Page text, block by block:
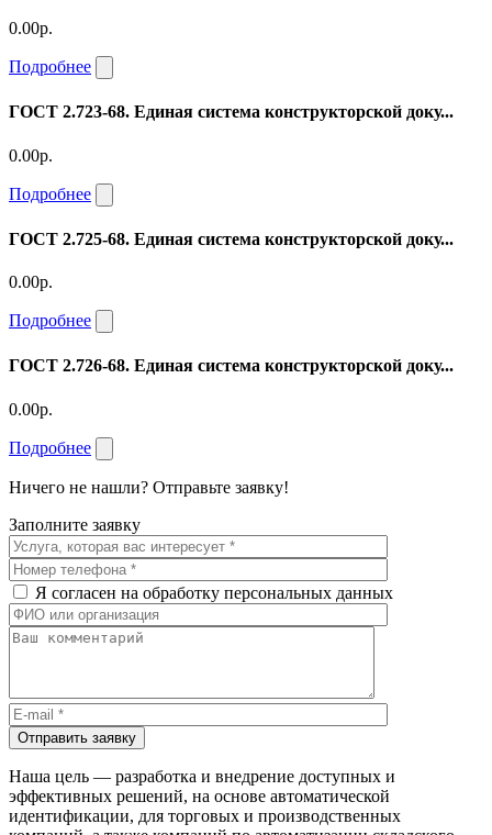
0.00р.
Подробнее
ГОСТ 2.723-68. Единая система конструкторской доку...
0.00р.
Подробнее
ГОСТ 2.725-68. Единая система конструкторской доку...
0.00р.
Подробнее
ГОСТ 2.726-68. Единая система конструкторской доку...
0.00р.
Подробнее
Ничего не нашли? Отправьте заявку!
Заполните заявку
Я согласен на обработку персональных данных
Отправить заявку
Наша цель — разработка и внедрение доступных и
эффективных решений, на основе автоматической
идентификации, для торговых и производственных